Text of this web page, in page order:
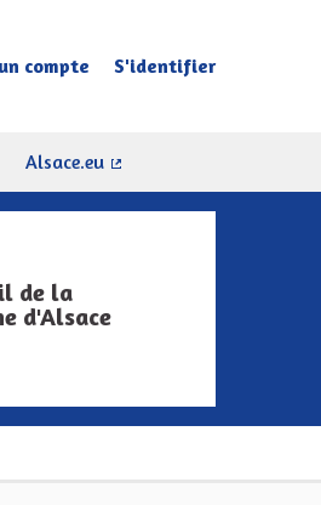
Sprache wählen
compte S'identifier
Alsace.eu
de la
d'Alsace